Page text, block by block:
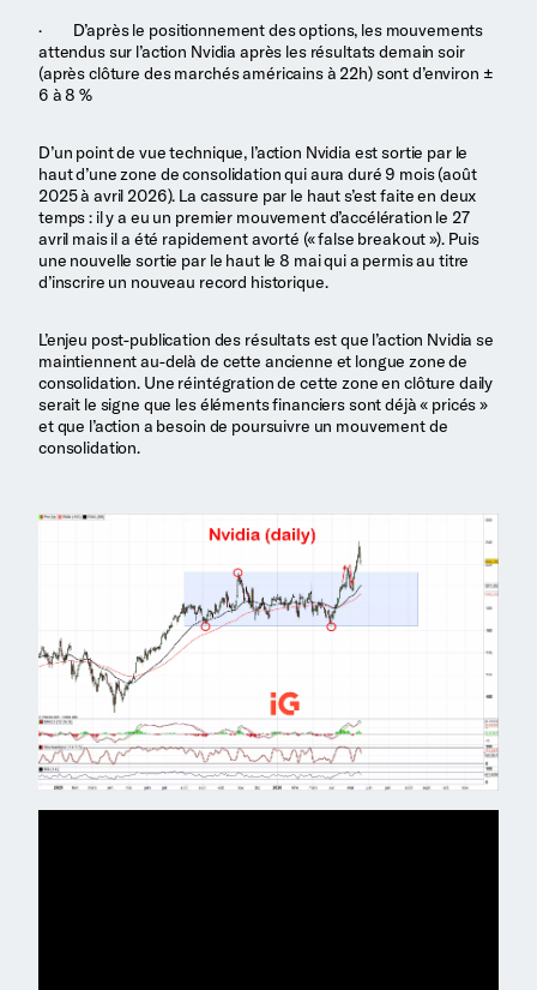
· D’après le positionnement des options, les mouvements
attendus sur l’action Nvidia après les résultats demain soir
(après clôture des marchés américains à 22h) sont d’environ ±
6 à 8 %
D’un point de vue technique, l’action Nvidia est sortie par le
haut d’une zone de consolidation qui aura duré 9 mois (août
2025 à avril 2026). La cassure par le haut s’est faite en deux
temps : il y a eu un premier mouvement d’accélération le 27
avril mais il a été rapidement avorté (« false breakout »). Puis
une nouvelle sortie par le haut le 8 mai qui a permis au titre
d’inscrire un nouveau record historique.
L’enjeu post-publication des résultats est que l’action Nvidia se
maintiennent au-delà de cette ancienne et longue zone de
consolidation. Une réintégration de cette zone en clôture daily
serait le signe que les éléments financiers sont déjà « pricés »
et que l’action a besoin de poursuivre un mouvement de
consolidation.